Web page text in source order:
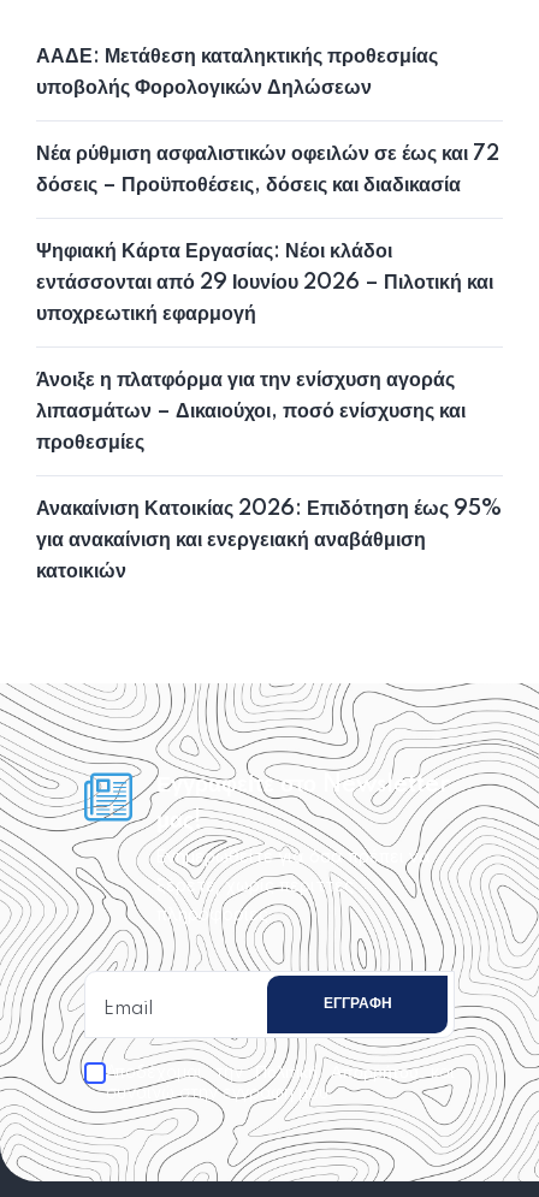
ΑΑΔΕ: Μετάθεση καταληκτικής προθεσμίας
υποβολής Φορολογικών Δηλώσεων
Νέα ρύθμιση ασφαλιστικών οφειλών σε έως και 72
δόσεις – Προϋποθέσεις, δόσεις και διαδικασία
Ψηφιακή Κάρτα Εργασίας: Νέοι κλάδοι
εντάσσονται από 29 Ιουνίου 2026 – Πιλοτική και
υποχρεωτική εφαρμογή
Άνοιξε η πλατφόρμα για την ενίσχυση αγοράς
λιπασμάτων – Δικαιούχοι, ποσό ενίσχυσης και
προθεσμίες
Ανακαίνιση Κατοικίας 2026: Επιδότηση έως 95%
για ανακαίνιση και ενεργειακή αναβάθμιση
κατοικιών
Εγγραφείτε στο Newsletter
μας!
Ενημερωθείτε για όσα πρέπει να
ξέρετε, χωρίς περιττές
πληροφορίες.
Αποδέχομαι τηνΠολιτική Απορρήτουκαι
συναινώ στην εγγραφή μου.